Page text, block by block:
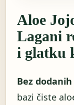
Aloe
Lagani
i glatku
Bez
bazi čiste